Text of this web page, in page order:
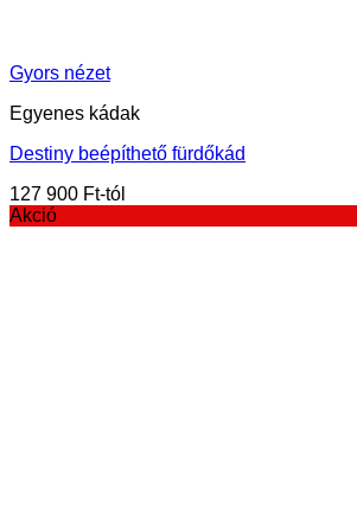
Gyors nézet
Egyenes kádak
Destiny beépíthető fürdőkád
127 900 Ft
Akció